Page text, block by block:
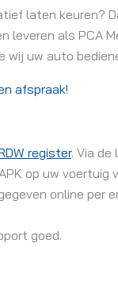
laten keuren?
leveren als PCA
wij uw auto
afspraak!
register. Via de
op uw voertuig
online per
goed.